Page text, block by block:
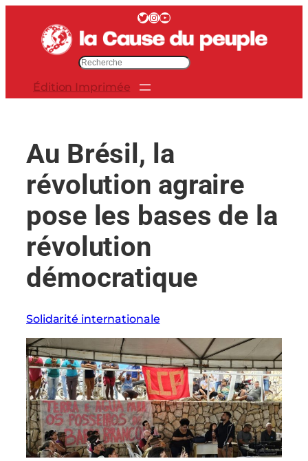
contenu
Twitter InstagramYouTube
c
e
r
Édition Imprimée
Au Brésil, la
révolution agraire
pose les bases de la
révolution
démocratique
Solidarité internationale